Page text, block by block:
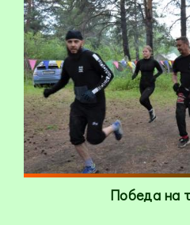
Победа на